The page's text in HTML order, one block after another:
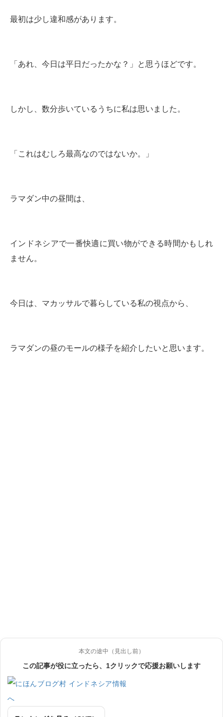
最初は少し違和感があります。
「あれ、今日は平日だったかな？」と思うほどです。
しかし、数分歩いているうちに私は思いました。
「これはむしろ最高なのではないか。」
ラマダン中の昼間は、
インドネシアで一番快適に買い物ができる時間かもしれ
ません。
今日は、マカッサルで暮らしている私の視点から、
ラマダンの昼のモールの様子を紹介したいと思います。
本文の途中（見出し前）
この記事が役に立ったら、1クリックで応援お願いします